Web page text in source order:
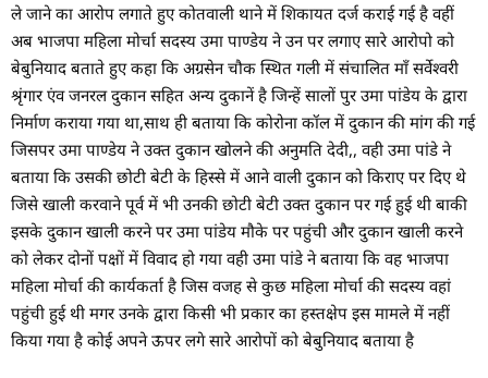
ले जाने का आरोप लगाते हुए कोतवाली थाने में शिकायत दर्ज कराई गई है वहीं
अब भाजपा महिला मोर्चा सदस्य उमा पाण्डेय ने उन पर लगाए सारे आरोपो को
बेबुनियाद बताते हुए कहा कि अग्रसेन चौक स्थित गली में संचालित माँ सर्वेश्वरी
श्रृंगार एंव जनरल दुकान सहित अन्य दुकानें है जिन्हें सालों पुर उमा पांडेय के द्वारा
निर्माण कराया गया था,साथ ही बताया कि कोरोना कॉल में दुकान की मांग की गई
जिसपर उमा पाण्डेय ने उक्त दुकान खोलने की अनुमति देदी,, वही उमा पांडे ने
बताया कि उसकी छोटी बेटी के हिस्से में आने वाली दुकान को किराए पर दिए थे
जिसे खाली करवाने पूर्व में भी उनकी छोटी बेटी उक्त दुकान पर गई हुई थी बाकी
इसके दुकान खाली करने पर उमा पांडेय मौके पर पहुंची और दुकान खाली करने
को लेकर दोनों पक्षों में विवाद हो गया वही उमा पांडे ने बताया कि वह भाजपा
महिला मोर्चा की कार्यकर्ता है जिस वजह से कुछ महिला मोर्चा की सदस्य वहां
पहुंची हुई थी मगर उनके द्वारा किसी भी प्रकार का हस्तक्षेप इस मामले में नहीं
किया गया है कोई अपने ऊपर लगे सारे आरोपों को बेबुनियाद बताया है